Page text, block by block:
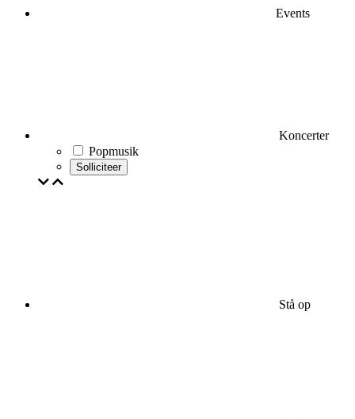
Events
Koncerter
Popmusik
Solliciteer
Stå op